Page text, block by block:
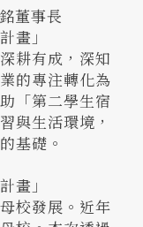
董事長
畫」
耕有成，深知
的專注轉化為
「第二學生宿
與生活環境，
基礎。
畫」
校發展。近年